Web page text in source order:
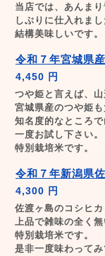
当店では、あんま
しぶりに仕入れまし
結構美味しいです。
令和７年宮城県
4,450 円
つや姫と言えば、
宮城県産のつや姫
知名度的なところ
一度お試し下さい。
特別栽培米です。
令和７年新潟県
4,300 円
佐渡ヶ島のコシヒ
上品で雑味の全く
特別栽培米です。
是非一度味わってみ